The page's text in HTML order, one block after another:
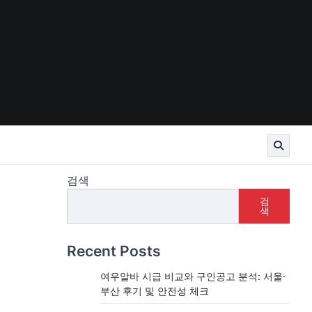
검색
검
색
Recent Posts
여우알바 시급 비교와 구인공고 분석: 서울·
부산 후기 및 안전성 체크